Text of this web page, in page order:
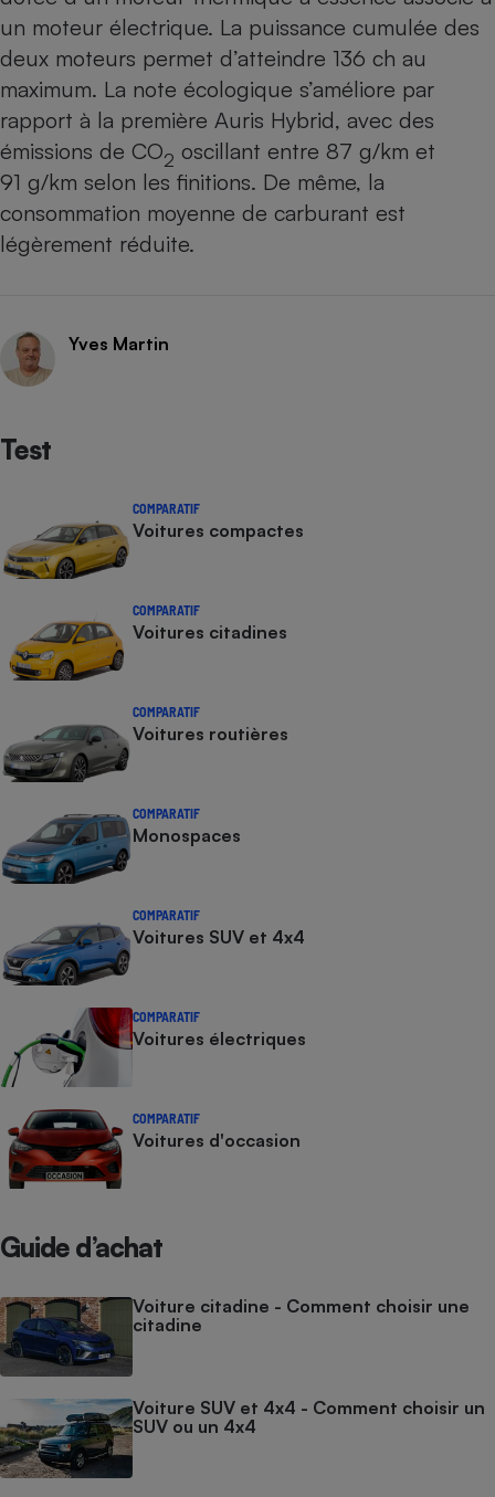
un moteur électrique. La puissance cumulée des
deux moteurs permet d’atteindre 136 ch au
maximum. La note écologique s’améliore par
rapport à la première Auris Hybrid, avec des
émissions de CO2 oscillant entre 87 g/km et
91 g/km selon les finitions. De même, la
consommation moyenne de carburant est
légèrement réduite.
Yves Martin
Test
COMPARATIF
Voitures compactes
COMPARATIF
Voitures citadines
COMPARATIF
Voitures routières
COMPARATIF
Monospaces
COMPARATIF
Voitures SUV et 4x4
COMPARATIF
Voitures électriques
COMPARATIF
Voitures d'occasion
Guide d’achat
Voiture citadine - Comment choisir une
citadine
Voiture SUV et 4x4 - Comment choisir un
SUV ou un 4x4